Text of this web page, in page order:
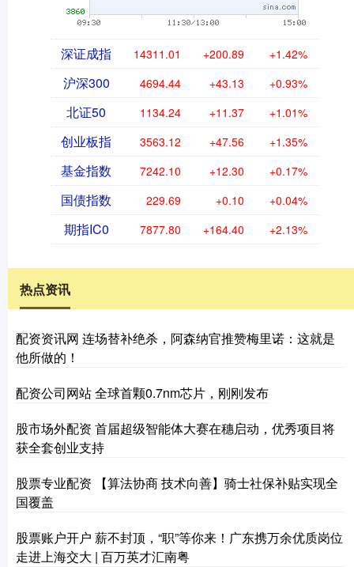
深证成指 14311.01 +200.89 +1.42%
沪深300 4694.44 +43.13 +0.93%
北证50 1134.24 +11.37 +1.01%
创业板指 3563.12 +47.56 +1.35%
基金指数 7242.10 +12.30 +0.17%
国债指数 229.69 +0.10 +0.04%
期指IC0 7877.80 +164.40 +2.13%
热点资讯
配资资讯网 连场替补绝杀，阿森纳官推赞梅里诺：这就是
他所做的！
配资公司网站 全球首颗0.7nm芯片，刚刚发布
股市场外配资 首届超级智能体大赛在穗启动，优秀项目将
获全套创业支持
股票专业配资 【算法协商 技术向善】骑士社保补贴实现全
国覆盖
股票账户开户 薪不封顶，“职”等你来！广东携万余优质岗位
走进上海交大 | 百万英才汇南粤